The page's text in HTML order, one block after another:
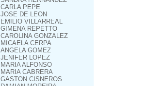
CARLA PEPE
JOSE DE LEON
EMILIO VILLARREAL
GIMENA REPETTO
CAROLINA GONZALEZ
MICAELA CERPA
ANGELA GOMEZ
JENIFER LOPEZ
MARIA ALFONSO
MARIA CABRERA
GASTON CISNEROS